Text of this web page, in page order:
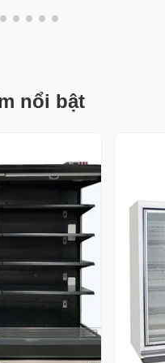
nổi bật